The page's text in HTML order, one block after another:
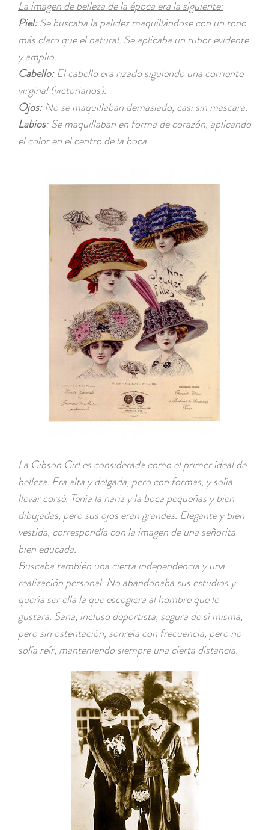
La imagen de belleza de la época era la siguiente:
Piel:Se buscaba la palidez maquillándose con un tono
más claro que el natural. Se aplicaba un rubor evidente
y amplio.
Cabello:El cabello era rizado siguiendo una corriente
virginal (victorianos).
Ojos:No se maquillaban demasiado, casi sin mascara.
Labios: Se maquillaban en forma de corazón, aplicando
el color en el centro de la boca.
La Gibson Girl es considerada como el primer ideal de
belleza. Era alta y delgada, pero con formas, y solía
llevar corsé. Tenía la nariz y la boca pequeñas y bien
dibujadas, pero sus ojos eran grandes. Elegante y bien
vestida, correspondía con la imagen de una señorita
bien educada.
Buscaba también una cierta independencia y una
realización personal. No abandonaba sus estudios y
quería ser ella la que escogiera al hombre que le
gustara. Sana, incluso deportista, segura de sí misma,
pero sin ostentación, sonreía con frecuencia, pero no
solía reír, manteniendo siempre una cierta distancia.